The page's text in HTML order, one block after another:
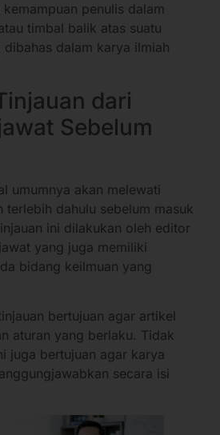
penulis dalam
timbal balik atas suatu
dalam karya ilmiah
dari
Sebelum
umumnya akan melewati
terlebih dahulu sebelum masuk
ini dilakukan oleh editor
yang juga memiliki
bidang keilmuan yang
bertujuan agar artikel
aturan yang berlaku. Tidak
juga bertujuan agar karya
secara isi